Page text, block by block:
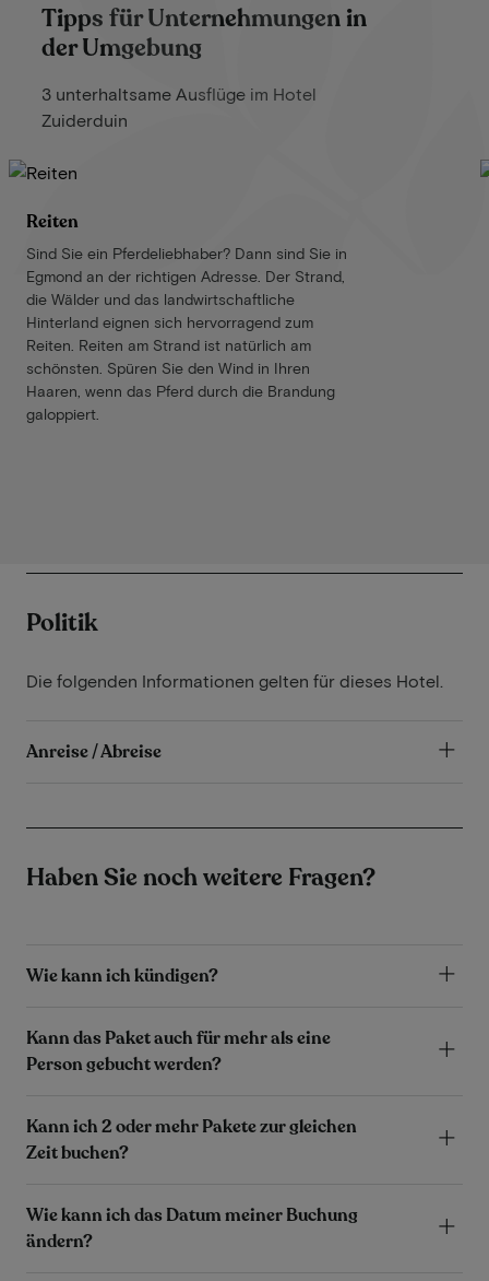
Tipps für Unternehmungen in
der Umgebung
3 unterhaltsame Ausflüge im Hotel
Zuiderduin
Reiten
Sind Sie ein Pferdeliebhaber? Dann sind Sie in
Egmond an der richtigen Adresse. Der Strand,
die Wälder und das landwirtschaftliche
Hinterland eignen sich hervorragend zum
Reiten. Reiten am Strand ist natürlich am
schönsten. Spüren Sie den Wind in Ihren
Haaren, wenn das Pferd durch die Brandung
galoppiert.
Politik
Die folgenden Informationen gelten für dieses Hotel.
Anreise / Abreise
Haben Sie noch weitere Fragen?
Wie kann ich kündigen?
Kann das Paket auch für mehr als eine
Person gebucht werden?
Kann ich 2 oder mehr Pakete zur gleichen
Zeit buchen?
Wie kann ich das Datum meiner Buchung
ändern?